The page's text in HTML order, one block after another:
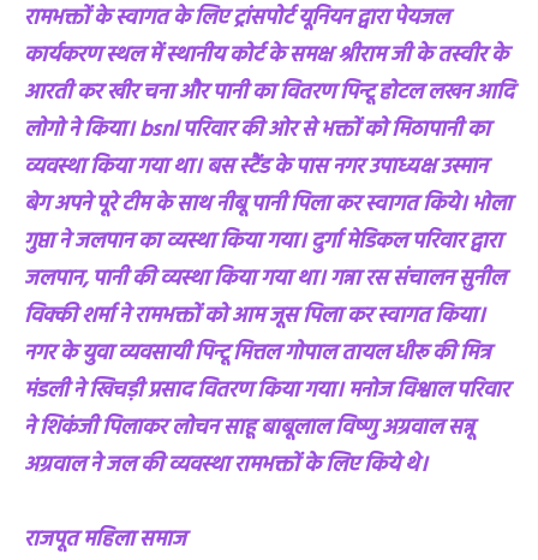
रामभक्तों के स्वागत के लिए ट्रांसपोर्ट यूनियन द्वारा पेयजल
कार्यकरण स्थल में स्थानीय कोर्ट के समक्ष श्रीराम जी के तस्वीर के
आरती कर खीर चना और पानी का वितरण पिन्टू होटल लखन आदि
लोगो ने किया। bsnl परिवार की ओर से भक्तों को मिठापानी का
व्यवस्था किया गया था। बस स्टैंड के पास नगर उपाध्यक्ष उस्मान
बेग अपने पूरे टीम के साथ नीबू पानी पिला कर स्वागत किये। भोला
गुप्ता ने जलपान का व्यस्था किया गया। दुर्गा मेडिकल परिवार द्वारा
जलपान, पानी की व्यस्था किया गया था। गन्ना रस संचालन सुनील
विक्की शर्मा ने रामभक्तों को आम जूस पिला कर स्वागत किया।
नगर के युवा व्यवसायी पिन्टू मित्तल गोपाल तायल धीरू की मित्र
मंडली ने खिचड़ी प्रसाद वितरण किया गया। मनोज विश्वाल परिवार
ने शिकंजी पिलाकर लोचन साहू बाबूलाल विष्णु अग्रवाल सन्नू
अग्रवाल ने जल की व्यवस्था रामभक्तों के लिए किये थे।
राजपूत महिला समाज